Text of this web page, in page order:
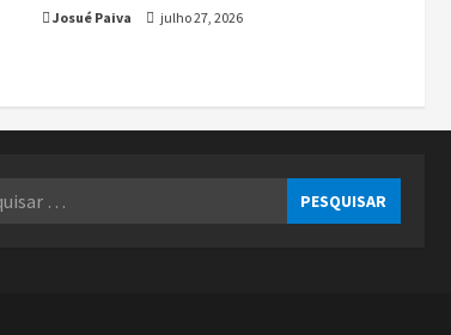
Josué Paiva julho 27, 2026